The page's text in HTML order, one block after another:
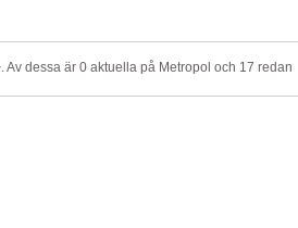
. Av dessa är 0 aktuella på Metropol och 17 redan